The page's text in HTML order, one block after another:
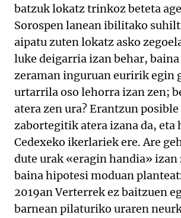
batzuk lokatz trinkoz beteta
Sorospen lanean ibilitako
aipatu zuten lokatz asko
luke deigarria izan behar,
zeraman inguruan euririk egin
urtarrila oso lehorra izan zen;
atera zen ura? Erantzun
zabortegitik atera izana da, eta
Cedexeko ikerlariek ere. Are
dute urak «eragin handia»
baina hipotesi moduan
2019an Verterrek ez baitzuen
barnean pilaturiko uraren